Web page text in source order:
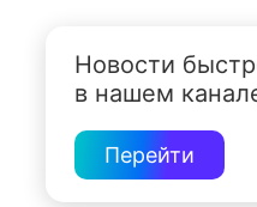
Новости
в нашем
Перейти